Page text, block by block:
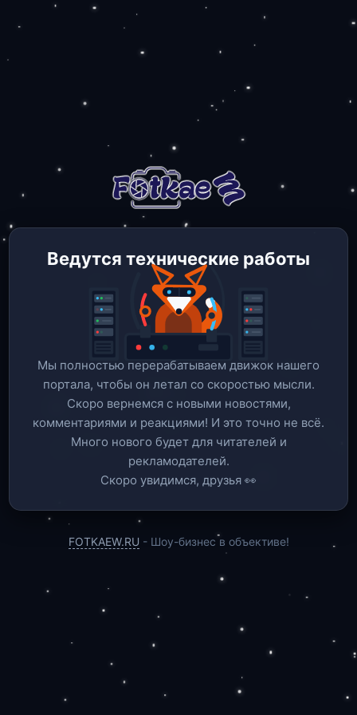
Ведутся технические работы
Мы полностью перерабатываем движок нашего
портала, чтобы он летал со скоростью мысли.
Скоро вернемся c новыми новостями,
комментариями и реакциями! И это точно не всё.
Много нового будет для читателей и
рекламодателей.
Скоро увидимся, друзья 👀
FOTKAEW.RU - Шоу-бизнес в объективе!